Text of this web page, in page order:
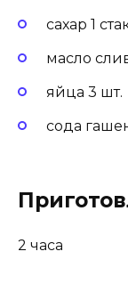
сахар 1
масло
яйца 3 шт.
сода
2 часа